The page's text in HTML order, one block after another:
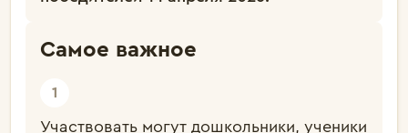
Самое важное
Участвовать могут дошкольники, ученики